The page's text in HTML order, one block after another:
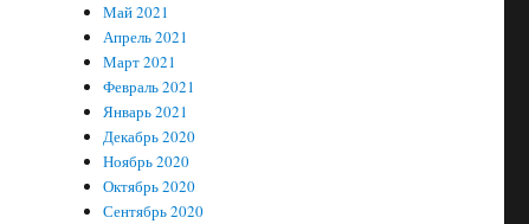
Май 2021
Апрель 2021
Март 2021
Февраль 2021
Январь 2021
Декабрь 2020
Ноябрь 2020
Октябрь 2020
Сентябрь 2020